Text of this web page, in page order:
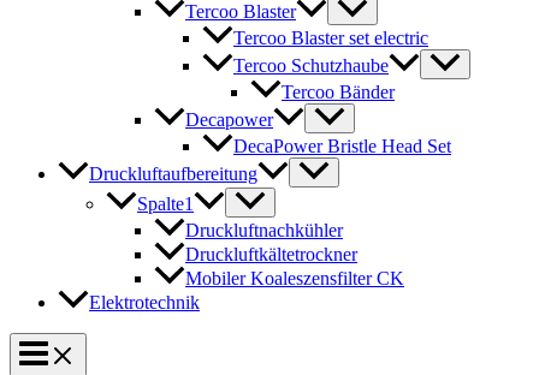
Tercoo Blaster
Tercoo Blaster set electric
Tercoo Schutzhaube
Tercoo Bänder
Decapower
DecaPower Bristle Head Set
Druckluftaufbereitung
Spalte1
Druckluftnachkühler
Druckluftkältetrockner
Mobiler Koaleszensfilter CK
Elektrotechnik